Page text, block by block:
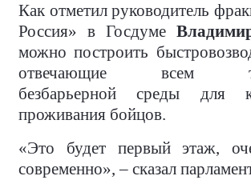
Как отметил руководитель
Россия» в Госдуме
можно построить
отвечающие всем
безбарьерной среды для
проживания бойцов.
«Это будет первый этаж,
современно», – сказал